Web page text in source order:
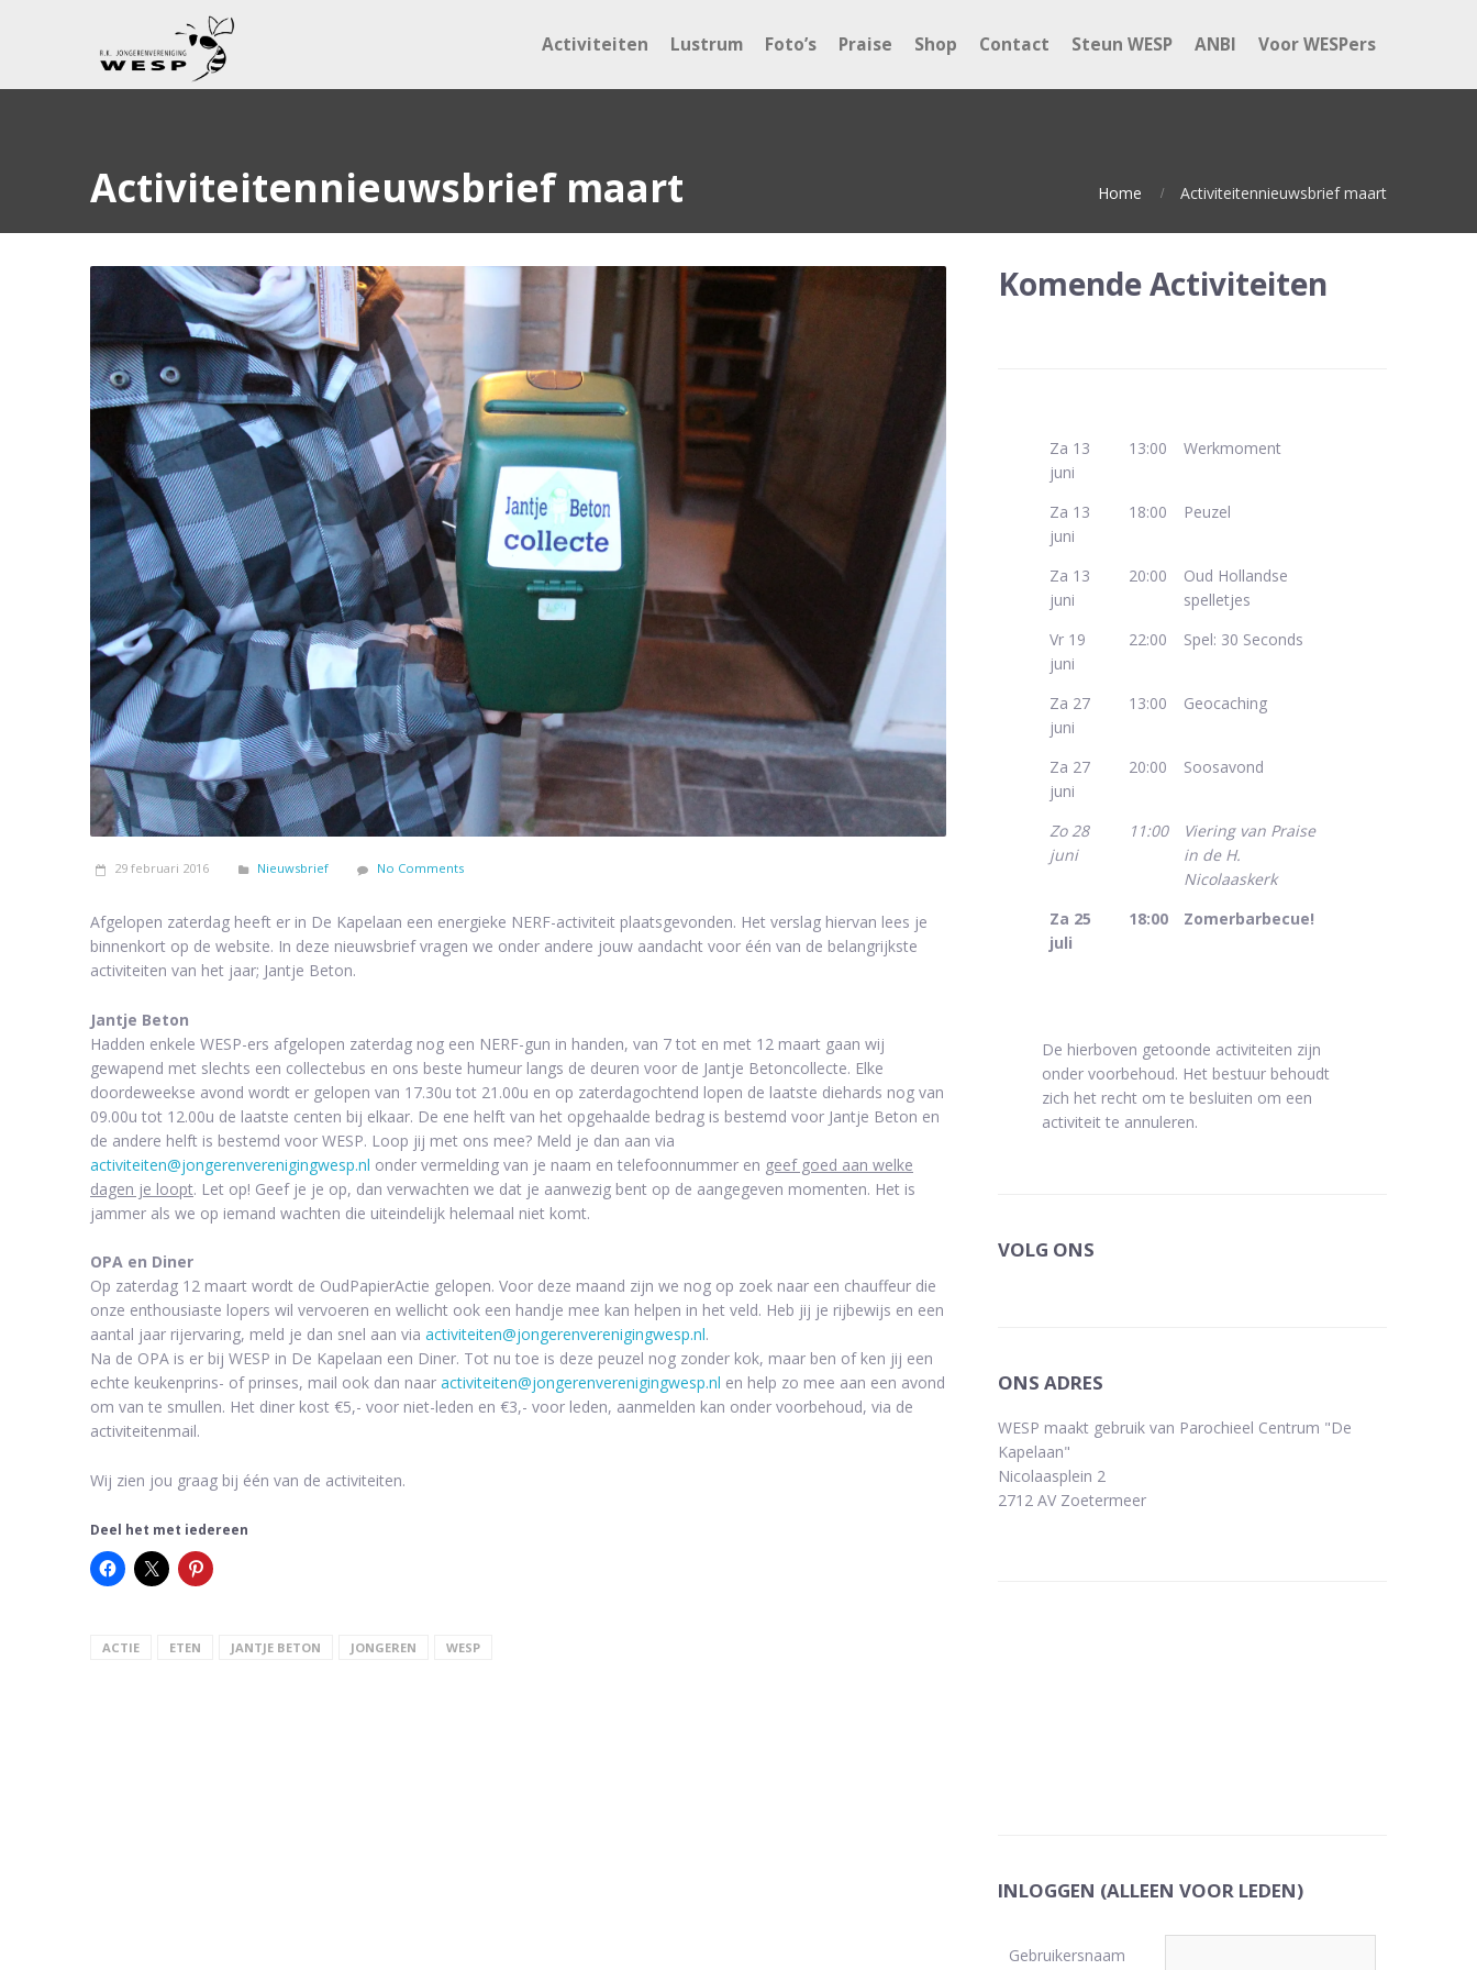
Activiteiten Lustrum Foto’s Praise Shop Contact Steun WESP ANBI Voor WESPers
Activiteitennieuwsbrief maart Home Activiteitennieuwsbrief maart
29 februari 2016 Nieuwsbrief No Comments
Afgelopen zaterdag heeft er in De Kapelaan een energieke NERF-activiteit plaatsgevonden. Het verslag hiervan lees je
binnenkort op de website. In deze nieuwsbrief vragen we onder andere jouw aandacht voor één van de belangrijkste
activiteiten van het jaar; Jantje Beton.
Jantje Beton
Hadden enkele WESP-ers afgelopen zaterdag nog een NERF-gun in handen, van 7 tot en met 12 maart gaan wij
gewapend met slechts een collectebus en ons beste humeur langs de deuren voor de Jantje Betoncollecte. Elke
doordeweekse avond wordt er gelopen van 17.30u tot 21.00u en op zaterdagochtend lopen de laatste diehards nog van
09.00u tot 12.00u de laatste centen bij elkaar. De ene helft van het opgehaalde bedrag is bestemd voor Jantje Beton en
de andere helft is bestemd voor WESP. Loop jij met ons mee? Meld je dan aan via
activiteiten@jongerenverenigingwesp.nl onder vermelding van je naam en telefoonnummer en geef goed aan welke
dagen je loopt. Let op! Geef je je op, dan verwachten we dat je aanwezig bent op de aangegeven momenten. Het is
jammer als we op iemand wachten die uiteindelijk helemaal niet komt.
OPA en Diner
Op zaterdag 12 maart wordt de OudPapierActie gelopen. Voor deze maand zijn we nog op zoek naar een chauffeur die
onze enthousiaste lopers wil vervoeren en wellicht ook een handje mee kan helpen in het veld. Heb jij je rijbewijs en een
aantal jaar rijervaring, meld je dan snel aan via activiteiten@jongerenverenigingwesp.nl.
Na de OPA is er bij WESP in De Kapelaan een Diner. Tot nu toe is deze peuzel nog zonder kok, maar ben of ken jij een
echte keukenprins- of prinses, mail ook dan naar activiteiten@jongerenverenigingwesp.nl en help zo mee aan een avond
om van te smullen. Het diner kost €5,- voor niet-leden en €3,- voor leden, aanmelden kan onder voorbehoud, via de
activiteitenmail.
Wij zien jou graag bij één van de activiteiten.
Deel het met iedereen
ACTIE ETEN JANTJE BETON JONGEREN WESP
Komende Activiteiten
Za 13
juni
13:00 Werkmoment
Za 13
juni
18:00 Peuzel
Za 13
juni
20:00
Oud Hollandse
spelletjes
Vr 19
juni
22:00 Spel: 30 Seconds
Za 27
juni
13:00 Geocaching
Za 27
juni
20:00 Soosavond
Zo 28
juni
11:00
Viering van Praise
in de H.
Nicolaaskerk
Za 25
juli
18:00 Zomerbarbecue!
De hierboven getoonde activiteiten zijn
onder voorbehoud. Het bestuur behoudt
zich het recht om te besluiten om een
activiteit te annuleren.
VOLG ONS
ONS ADRES
WESP maakt gebruik van Parochieel Centrum "De
Kapelaan"
Nicolaasplein 2
2712 AV Zoetermeer
INLOGGEN (ALLEEN VOOR LEDEN)
Gebruikersnaam